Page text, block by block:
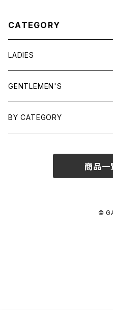
CATEGORY
LADIES
TOPS
SHIRTS
OUTERWEAR
GENTLEMEN'S
TOPS
BY CATEGORY
商品一
©